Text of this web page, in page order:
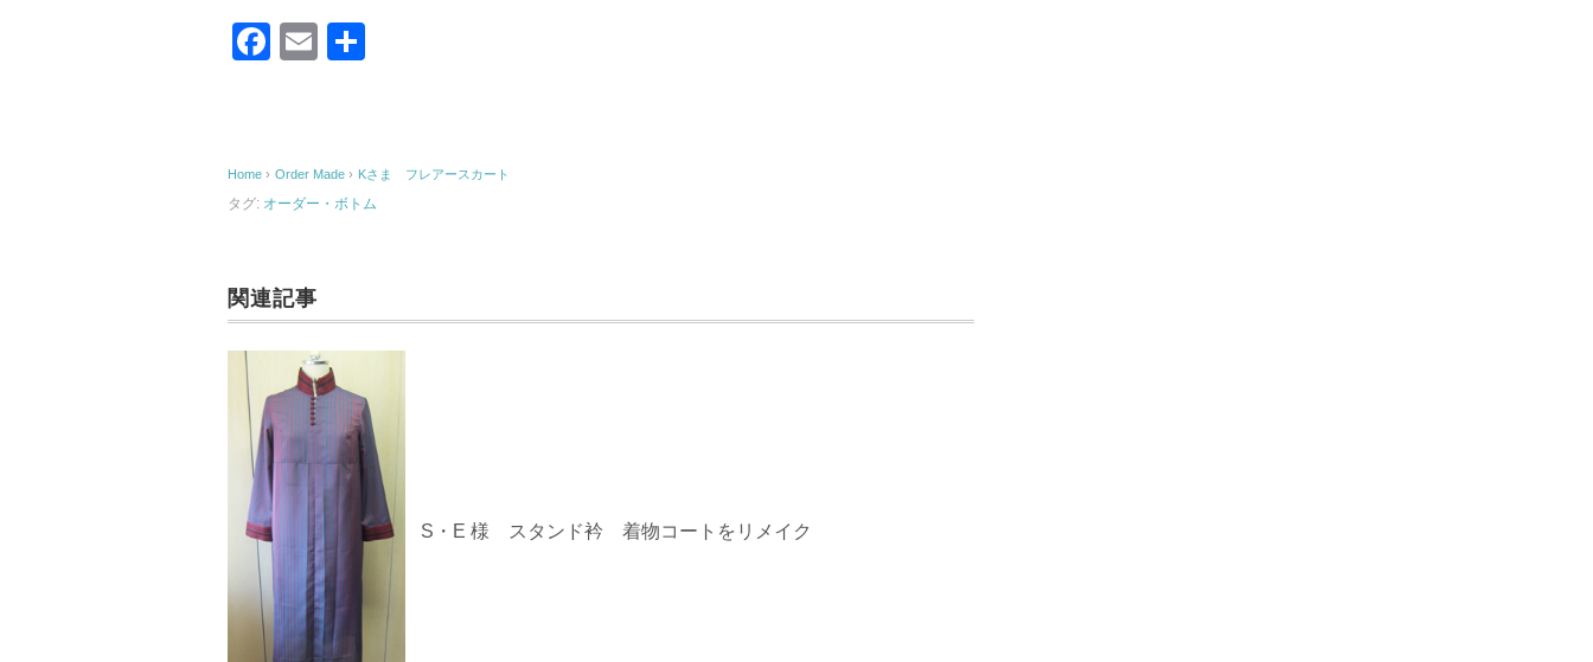
F
b
k
E
Home › Order Made › Kさま フレアースカート
タグ: オーダー・ボトム
関連記事
S・E 様 スタンド衿 着物コートをリメイク